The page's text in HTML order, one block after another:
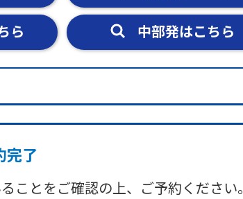
ら 中部発はこちら
完了
ことをご確認の上、ご予約ください。